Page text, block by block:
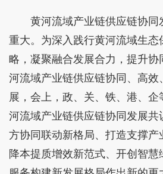
黄河流域产业链供应链协
重大。为深入践行黄河流域生
略，凝聚融合发展合力，提升
河流域产业链供应链协同、高
展，会上，政、关、铁、港、
河流域产业链供应链协同发展共
方协同联动新格局、打造支撑
降本提质增效新范式、开创智